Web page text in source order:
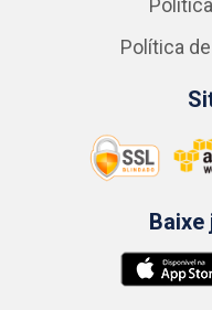
Política
Baixe